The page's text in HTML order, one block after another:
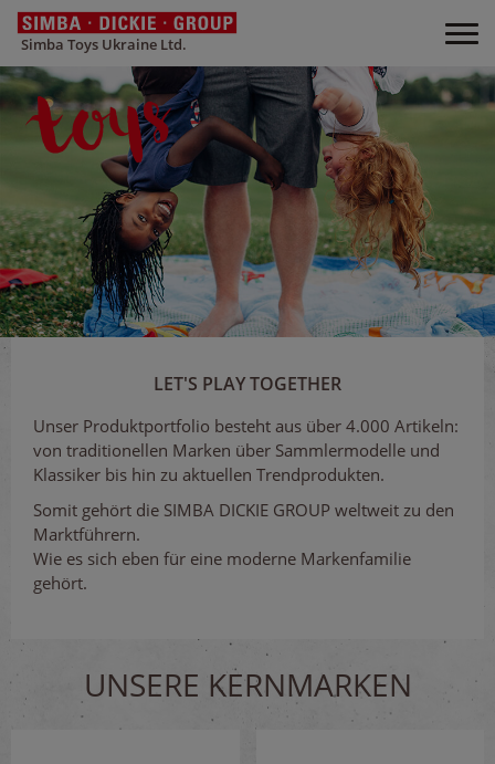
Simba Toys Ukraine Ltd.
LET'S PLAY TOGETHER
Unser Produktportfolio besteht aus über 4.000 Artikeln:
von traditionellen Marken über Sammlermodelle und
Klassiker bis hin zu aktuellen Trendprodukten.
Somit gehört die SIMBA DICKIE GROUP weltweit zu den
Marktführern.
Wie es sich eben für eine moderne Markenfamilie
gehört.
UNSERE KERNMARKEN